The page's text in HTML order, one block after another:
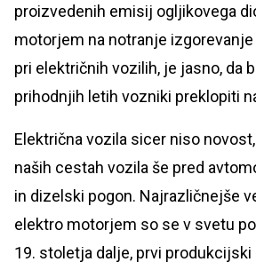
proizvedenih emisij ogljikovega
motorjem na notranje
pri električnih vozilih, je jasno, da
prihodnjih letih vozniki preklopiti
Električna vozila sicer niso
naših cestah vozila še pred
in dizelski pogon. Najrazličnejše
elektro motorjem so se v svetu
19. stoletja dalje, prvi produkcijski